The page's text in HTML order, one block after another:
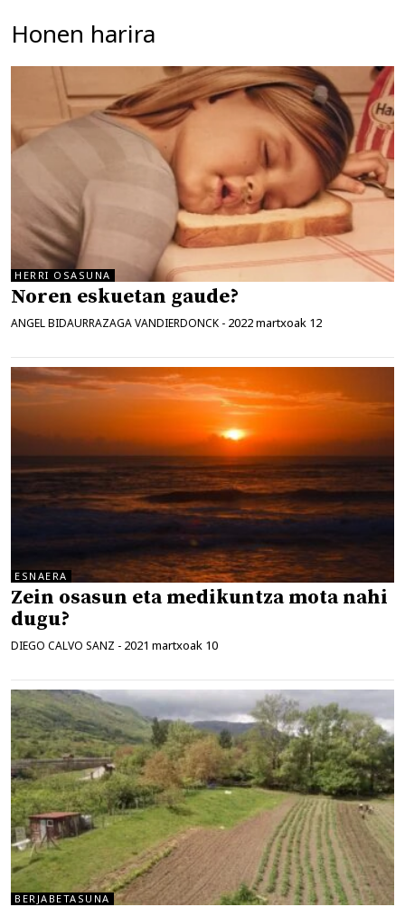
Honen harira
HERRI OSASUNA
Noren eskuetan gaude?
ANGEL BIDAURRAZAGA VANDIERDONCK - 2022 martxoak 12
ESNAERA
Zein osasun eta medikuntza mota nahi
dugu?
DIEGO CALVO SANZ - 2021 martxoak 10
BERJABETASUNA